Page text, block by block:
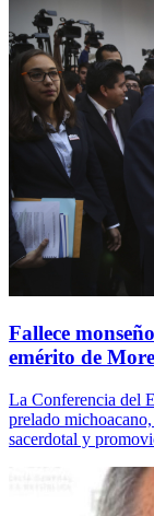
Fallece
emérito de
La Conferencia del
prelado
sacerdotal y